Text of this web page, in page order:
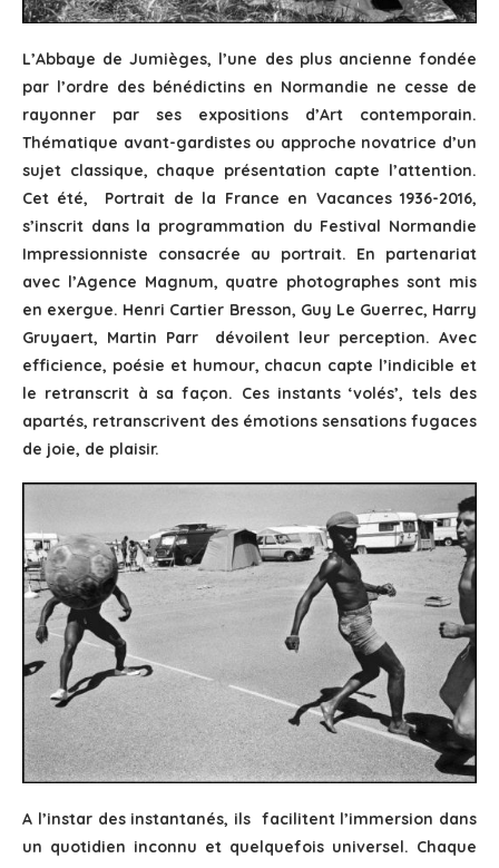
L’Abbaye de Jumièges, l’une des plus ancienne fondée
par l’ordre des bénédictins en Normandie ne cesse de
rayonner par ses expositions d’Art contemporain.
Thématique avant-gardistes ou approche novatrice d’un
sujet classique, chaque présentation capte l’attention.
Cet été, Portrait de la France en Vacances 1936-2016,
s’inscrit dans la programmation du Festival Normandie
Impressionniste consacrée au portrait. En partenariat
avec l’Agence Magnum, quatre photographes sont mis
en exergue. Henri Cartier Bresson, Guy Le Guerrec, Harry
Gruyaert, Martin Parr dévoilent leur perception. Avec
efficience, poésie et humour, chacun capte l’indicible et
le retranscrit à sa façon. Ces instants ‘volés’, tels des
apartés, retranscrivent des émotions sensations fugaces
de joie, de plaisir.
A l’instar des instantanés, ils facilitent l’immersion dans
un quotidien inconnu et quelquefois universel. Chaque